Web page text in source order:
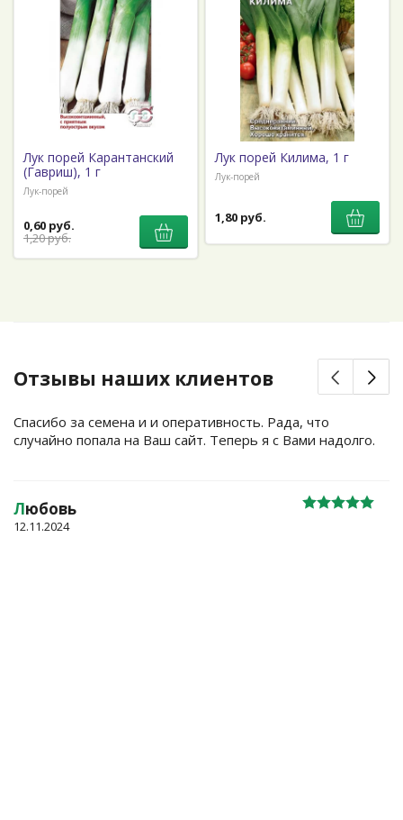
Лук порей Карантанский
(Гавриш), 1 г
Лук-порей
0,60 руб.
1,20 руб.
Лук порей Килима, 1 г
Лук-порей
1,80 руб.
Отзывы наших клиентов
Спасибо за семена и и оперативность. Рада, что
случайно попала на Ваш сайт. Теперь я с Вами надолго.
Любовь
12.11.2024